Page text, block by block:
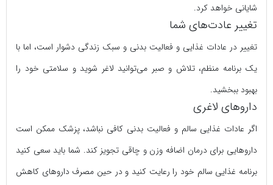
شایانی خواهد کرد.
تغییر عادت‌های شما
تغییر در عادات غذایی و فعالیت بدنی و سبک زندگی دشوار است، اما با
یک برنامه منظم، تلاش و صبر می‌توانید لاغر شوید و سلامتی خود را
بهبود ببخشید.
داروهای لاغری
اگر عادات غذایی سالم و فعالیت بدنی کافی نباشد، پزشک ممکن است
داروهایی برای درمان اضافه وزن و چاقی تجویز کند. شما باید سعی کنید
برنامه غذایی سالم خود را رعایت کنید و در حین مصرف داروهای کاهش